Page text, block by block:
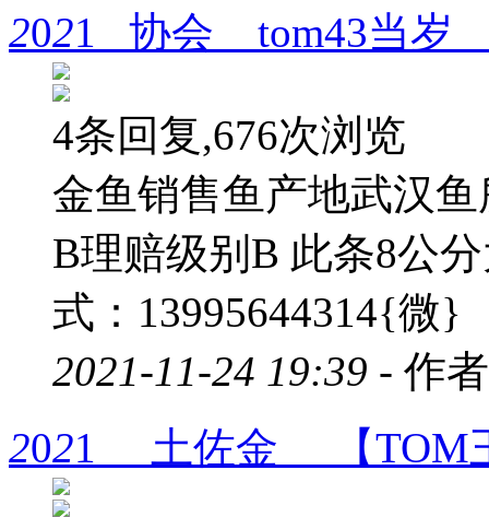
2021 协会 tom43当岁
4条回复,676次浏览
金鱼销售鱼产地武汉
B理赔级别B 此条8公
式：13995644314{微}
2021-11-24 19:39 - 作
2021 土佐金 【TOM